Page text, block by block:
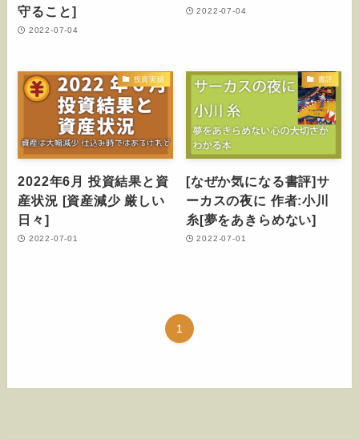
守ること]
2022-07-04
2022-07-04
投資実績
2022年6月 投資結果と資
産状況 [資産減少 厳しい
日々]
2022-07-01
書評
[なぜか気になる書評]サ
ーカスの夜に 作者:小川
糸[夢をあきらめない]
2022-07-01
1